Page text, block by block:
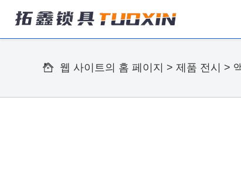
웹 사이트의 홈 페이지 > 제품 전시 >